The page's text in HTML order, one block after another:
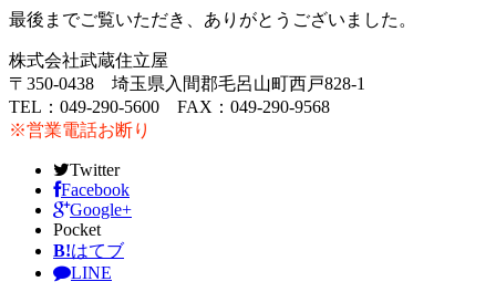
最後までご覧いただき、ありがとうございました。
株式会社武蔵住立屋
〒350-0438 埼玉県入間郡毛呂山町西戸828-1
TEL：049-290-5600 FAX：049-290-9568
※営業電話お断り
Twitter
Facebook
Google+
Pocket
B!はてブ
LINE